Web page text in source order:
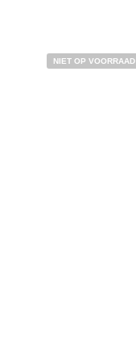
NIET OP VOORRAAD